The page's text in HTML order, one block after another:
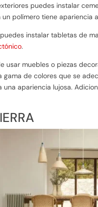
puedes instalar
polímero tiene apariencia
instalar tabletas de
.
usar muebles o piezas
gama de colores que se
apariencia lujosa.